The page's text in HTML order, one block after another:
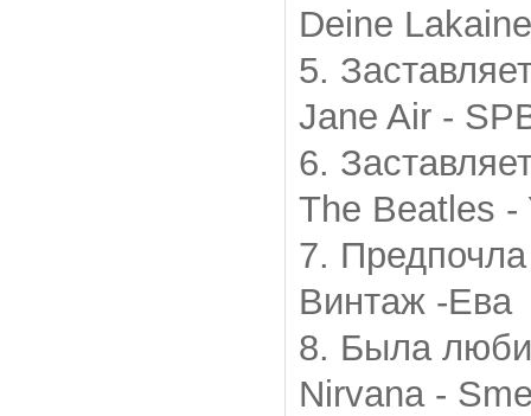
Deine
5.
Jane Air -
6.
The Beatles -
7.
Винтаж -Ева
8. Была
Nirvana -